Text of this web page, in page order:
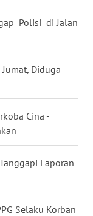
Polisi di Jalan
Diduga
Cina -
Laporan
Selaku Korban